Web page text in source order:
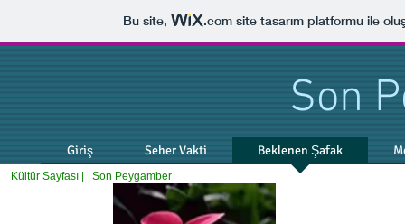
Bu site, .comsite tasarım platformu ile
Giriş Seher Vakti Beklenen Şafak
Son
Son Peygamber
Kültür Sayfası |